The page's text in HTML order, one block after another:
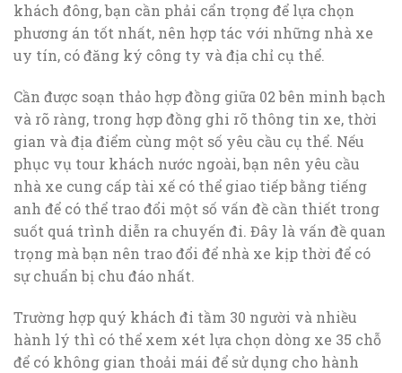
khách đông, bạn cần phải cẩn trọng để lựa chọn
phương án tốt nhất, nên hợp tác với những nhà xe
uy tín, có đăng ký công ty và địa chỉ cụ thể.
Cần được soạn thảo hợp đồng giữa 02 bên minh bạch
và rõ ràng, trong hợp đồng ghi rõ thông tin xe, thời
gian và địa điểm cùng một số yêu cầu cụ thể. Nếu
phục vụ tour khách nước ngoài, bạn nên yêu cầu
nhà xe cung cấp tài xế có thể giao tiếp bằng tiếng
anh để có thể trao đổi một số vấn đề cần thiết trong
suốt quá trình diễn ra chuyến đi. Đây là vấn đề quan
trọng mà bạn nên trao đổi để nhà xe kịp thời để có
sự chuẩn bị chu đáo nhất.
Trường hợp quý khách đi tầm 30 người và nhiều
hành lý thì có thể xem xét lựa chọn dòng xe 35 chỗ
để có không gian thoải mái để sử dụng cho hành